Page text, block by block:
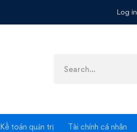
Log in
for:
Kế toán quản trị Tài chính cá nhân